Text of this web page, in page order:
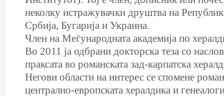
неколку истражувачки друштва на
Србија, Бугарија и Украина.
Член на Меѓународната академија по
Во 2011 ја одбрани докторска теза со
праксата во романската зад-карпатска
Негови области на интерес се спомене
централно-европската хералдика и